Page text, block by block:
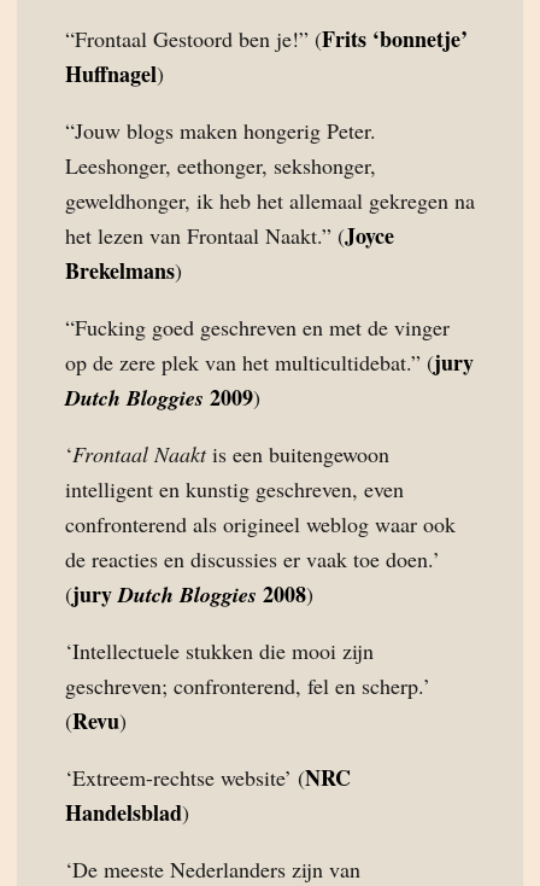
“Frontaal Gestoord ben je!” (Frits ‘bonnetje’
Huffnagel)
“Jouw blogs maken hongerig Peter.
Leeshonger, eethonger, sekshonger,
geweldhonger, ik heb het allemaal gekregen na
het lezen van Frontaal Naakt.” (Joyce
Brekelmans)
“Fucking goed geschreven en met de vinger
op de zere plek van het multicultidebat.” (jury
Dutch Bloggies 2009)
‘Frontaal Naaktis een buitengewoon
intelligent en kunstig geschreven, even
confronterend als origineel weblog waar ook
de reacties en discussies er vaak toe doen.’
(juryDutch Bloggies 2008)
‘Intellectuele stukken die mooi zijn
geschreven; confronterend, fel en scherp.’
(Revu)
‘Extreem-rechtse website’ (NRC
Handelsblad)
‘De meeste Nederlanders zijn van